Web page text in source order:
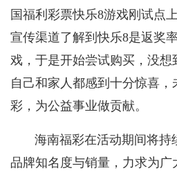
国福利彩票快乐8游戏刚试点
宣传渠道了解到快乐8是返奖
戏，于是开始尝试购买，没想
自己和家人都感到十分惊喜
彩，为公益事业做贡献。
海南福彩在活动期间将持
品牌知名度与销量 ，力求为广